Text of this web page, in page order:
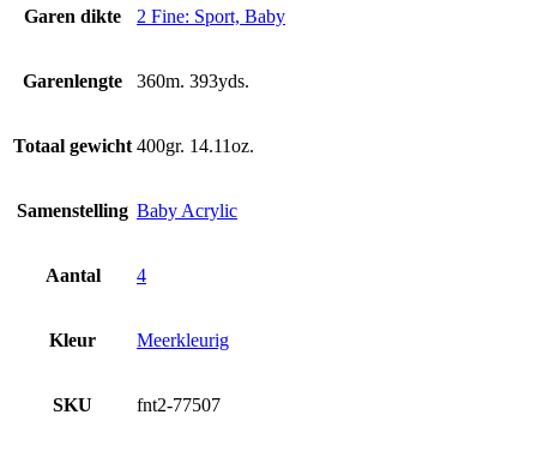
Garen dikte 2 Fine: Sport, Baby
Garenlengte 360m. 393yds.
Totaal gewicht 400gr. 14.11oz.
Samenstelling Baby Acrylic
Aantal 4
Kleur Meerkleurig
SKU fnt2-77507